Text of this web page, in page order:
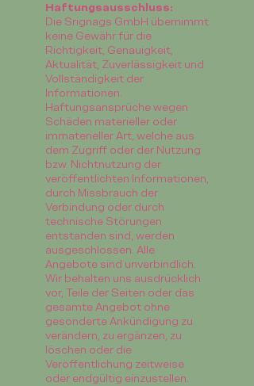
Haftungsausschluss:
Die Srignags GmbH übernimmt
keine Gewähr für die
Richtigkeit, Genauigkeit,
Aktualität, Zuverlässigkeit und
Vollständigkeit der
Informationen.
Haftungsansprüche wegen
Schäden materieller oder
immaterieller Art, welche aus
dem Zugriff oder der Nutzung
bzw. Nichtnutzung der
veröffentlichten Informationen,
durch Missbrauch der
Verbindung oder durch
technische Störungen
entstanden sind, werden
ausgeschlossen. Alle
Angebote sind unverbindlich.
Wir behalten uns ausdrücklich
vor, Teile der Seiten oder das
gesamte Angebot ohne
gesonderte Ankündigung zu
verändern, zu ergänzen, zu
löschen oder die
Veröffentlichung zeitweise
oder endgültig einzustellen.